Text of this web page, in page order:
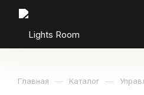
Главная — Каталог —